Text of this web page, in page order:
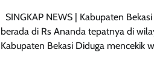
SINGKAP NEWS | ‎Kabupaten
berada di Rs Ananda tepatnya di
Kabupaten Bekasi Diduga mencekik